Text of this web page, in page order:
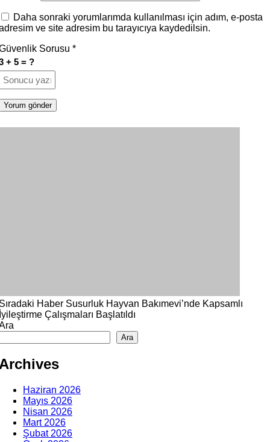
Daha sonraki yorumlarımda kullanılması için adım, e-posta
ve site adresim bu tarayıcıya kaydedilsin.
Sorusu *
+ 5 = ?
Haber Susurluk Hayvan Bakımevi’nde Kapsamlı
Çalışmaları Başlatıldı
Ara
Haziran 2026
Mayıs 2026
Nisan 2026
Mart 2026
Şubat 2026